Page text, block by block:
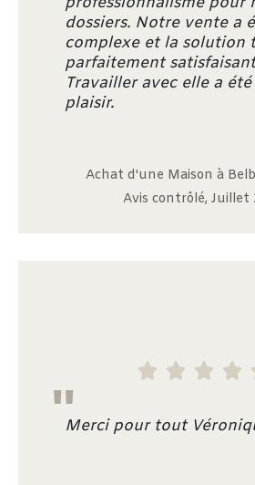
dossiers. Notre vente a
complexe et la solution
parfaitement
Travailler avec elle a
plaisir.
Achat d'une Maison à
Avis contrôlé, Juillet
   
"Merci pour tout